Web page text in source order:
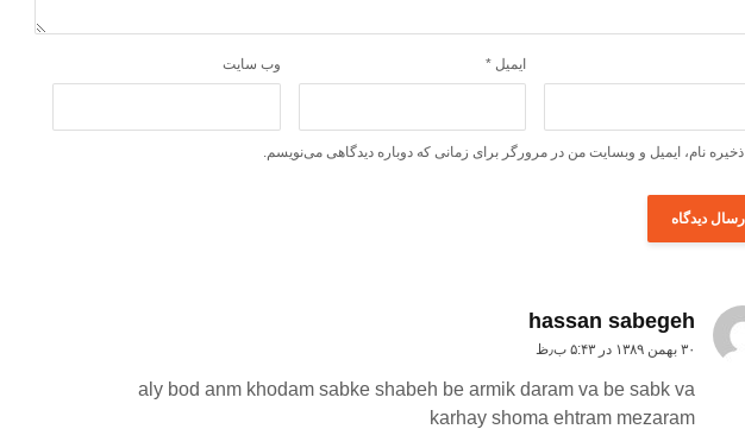
ایمیل * وب‌ سایت
ذخیره نام، ایمیل و وبسایت من در مرورگر برای زمانی که دوباره دیدگاهی می‌نویسم.
hassan sabegeh
۳۰ بهمن ۱۳۸۹ در ۵:۴۳ ب٫ظ
aly bod anm khodam sabke shabeh be armik daram va be sabk va
karhay shoma ehtram mezaram